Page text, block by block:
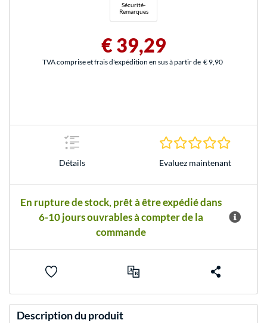
Sécurité-
Remarques
€ 39,29
TVA comprise et frais d'expédition en sus à partir de € 9,90
Détails Evaluez maintenant
En rupture de stock, prêt à être expédié dans
6-10 jours ouvrables à compter de la
commande
Description du produit